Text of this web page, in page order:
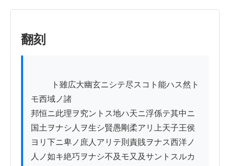
翻刻
モ西域ノ諸
邦恒ニ此理ヲ究ントス地ハ天ニ浮係テ其中ニ
国土ヲナシ人ヲ生シ賢愚剛柔アリ上天子王侯
ヨリ下ニ卑ノ庶人アリテ則責賎ヲナス西洋ノ
人ノ如キ絶巧ヲナシ不及モ又及サントスルカ